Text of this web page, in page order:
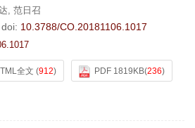
, 范日召
doi: 10.3788/CO.20181106.1017
全文 (912) PDF 1819KB(236)